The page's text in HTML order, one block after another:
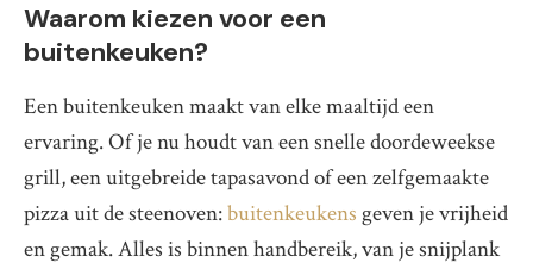
Waarom kiezen voor een
buitenkeuken?
Een buitenkeuken maakt van elke maaltijd een
ervaring. Of je nu houdt van een snelle doordeweekse
grill, een uitgebreide tapasavond of een zelfgemaakte
pizza uit de steenoven:buitenkeukens geven je vrijheid
en gemak. Alles is binnen handbereik, van je snijplank